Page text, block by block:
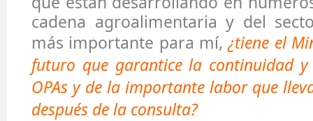
cadena agroalimentaria y del
más importante para mí,¿tiene el
futuro que garantice la continuidad
OPAs y de la importante labor que
después de la consulta?